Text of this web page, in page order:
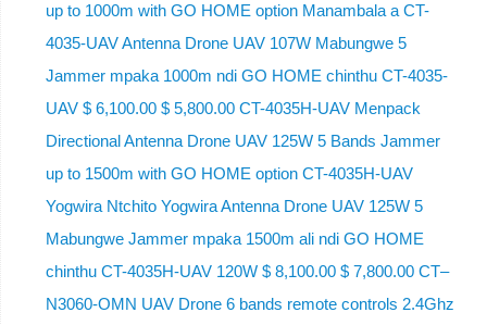
up to 1000m with GO HOME option Manambala a CT-
4035-UAV Antenna Drone UAV 107W Mabungwe 5
Jammer mpaka 1000m ndi GO HOME chinthu CT-4035-
UAV $ 6,100.00 $ 5,800.00 CT-4035H-UAV Menpack
Directional Antenna Drone UAV 125W 5 Bands Jammer
up to 1500m with GO HOME option CT-4035H-UAV
Yogwira Ntchito Yogwira Antenna Drone UAV 125W 5
Mabungwe Jammer mpaka 1500m ali ndi GO HOME
chinthu CT-4035H-UAV 120W $ 8,100.00 $ 7,800.00 CT–
N3060-OMN UAV Drone 6 bands remote controls 2.4Ghz